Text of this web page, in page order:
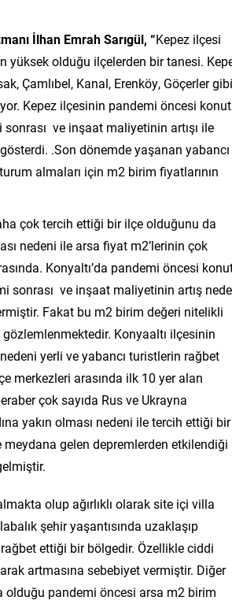
İlhan Emrah Sarıgül, “Kepez ilçesi
olduğu ilçelerden bir tanesi.
Çamlıbel, Kanal, Erenköy, Göçerler gibi
Kepez ilçesinin pandemi öncesi konut
ve inşaat maliyetinin artışı ile
gösterdi. .Son dönemde yaşanan yabancı
almaları için m2 birim fiyatlarının
çok tercih ettiği bir ilçe olduğunu da
nedeni ile arsa fiyat m2’lerinin çok
Konyaltı’da pandemi öncesi
sonrası ve inşaat maliyetinin artış
Fakat bu m2 birim değeri nitelikli
Konyaaltı ilçesinin
yerli ve yabancı turistlerin rağbet
merkezleri arasında ilk 10 yer alan
çok sayıda Rus ve Ukrayna
yakın olması nedeni ile tercih ettiği bir
meydana gelen depremlerden etkilendiği
olup ağırlıklı olarak site içi villa
şehir yaşantısında uzaklaşıp
ettiği bir bölgedir. Özellikle ciddi
artmasına sebebiyet vermiştir. Diğer
olduğu pandemi öncesi arsa m2 birim